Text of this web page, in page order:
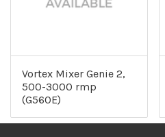
Vortex Mixer Genie 2,
500-3000 rmp
(G560E)